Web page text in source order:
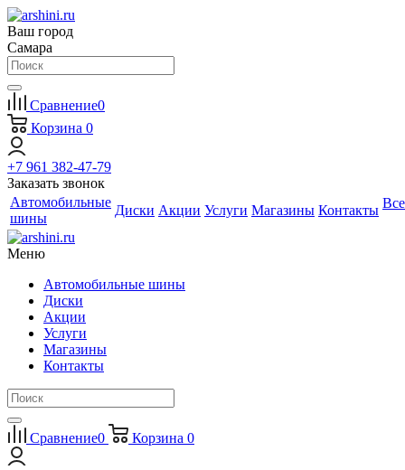
Ваш город
Самара
Сравнение0
Корзина 0
+7 961 382-47-79
Заказать звонок
Автомобильные
шины
Диски Акции Услуги Магазины Контакты Все
Меню
Автомобильные шины
Диски
Акции
Услуги
Магазины
Контакты
Сравнение0 Корзина 0